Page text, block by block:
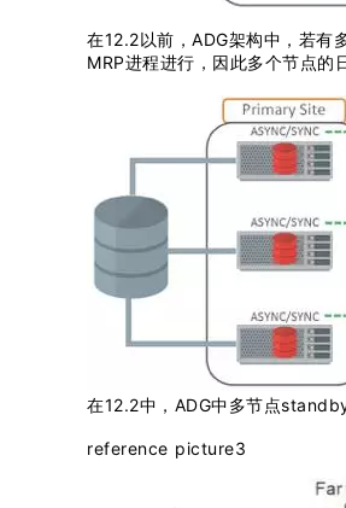
在12.2以前，ADG架构中，若有
MRP进程进行，因此多个节点的
在12.2中，ADG中多节点
reference picture3